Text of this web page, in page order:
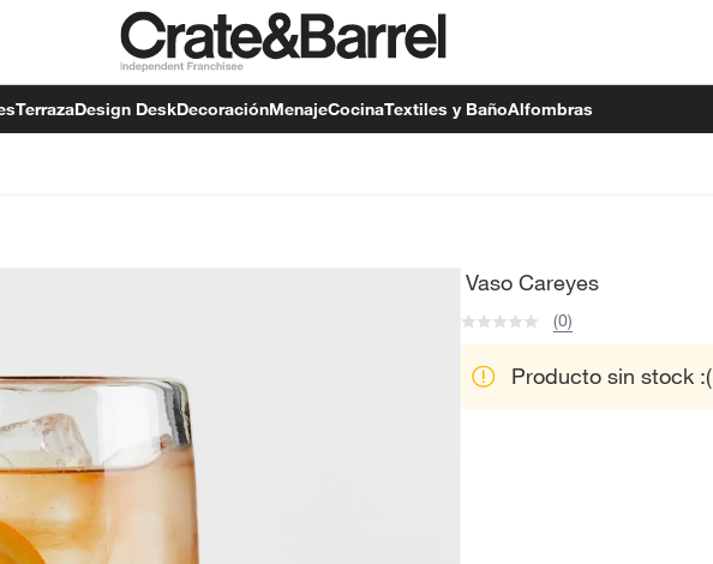
TerrazaDesign DeskDecoraciónMenajeCocinaTextiles y BañoAlfombras
Vaso Careyes
(0)
Producto sin stock :(